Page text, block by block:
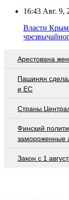
16:43 Авг. 9,
Власти
Арестована
Пашинян
и ЕС
Страны
Финский
замороженные
Закон с 1